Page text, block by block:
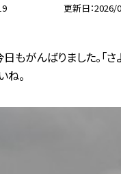
更新日 2026/
もがんばりました。「
ね。